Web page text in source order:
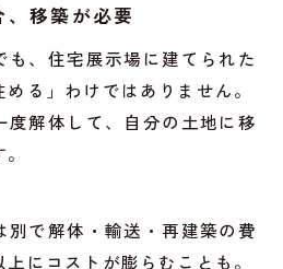
移築が必要
も、住宅展示場に建てられた
る」わけではありません。
度解体して、自分の土地に移
別で解体・輸送・再建築の費
にコストが膨らむことも。